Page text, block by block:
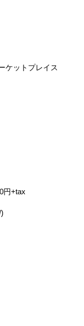
ケットプレイス
円+tax